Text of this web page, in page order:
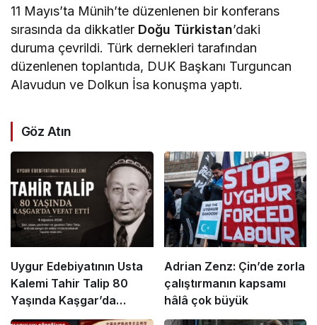
11 Mayıs’ta Münih’te düzenlenen bir konferans
sırasında da dikkatler Doğu Türkistan’daki
duruma çevrildi. Türk dernekleri tarafından
düzenlenen toplantıda, DUK Başkanı Turguncan
Alavudun ve Dolkun İsa konuşma yaptı.
Göz Atın
Uygur Edebiyatının Usta
Kalemi Tahir Talip 80
Yaşında Kaşgar’da
Hayatını Kaybetti
Adrian Zenz: Çin’de zorla
çalıştırmanın kapsamı
hâlâ çok büyük